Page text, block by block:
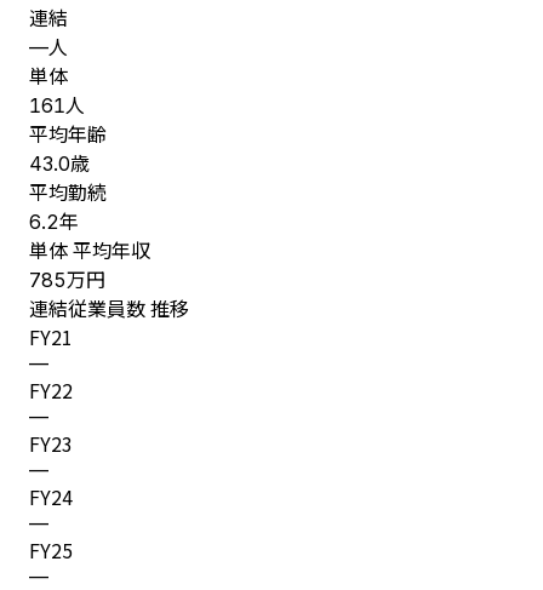
連結
—人
単体
161人
平均年齢
43.0歳
平均勤続
6.2年
単体 平均年収
785万円
連結従業員数 推移
FY21
—
FY22
—
FY23
—
FY24
—
FY25
—